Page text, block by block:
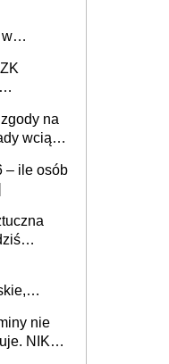
na
wciąż
– ile osób
nie
NIK